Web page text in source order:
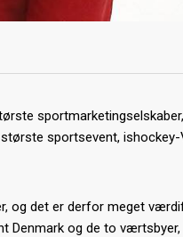
sportmarketingselskaber,
sportsevent, ishockey-
og det er derfor meget
Denmark og de to værtsbyer,